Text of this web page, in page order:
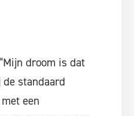
droom is dat
standaard
een